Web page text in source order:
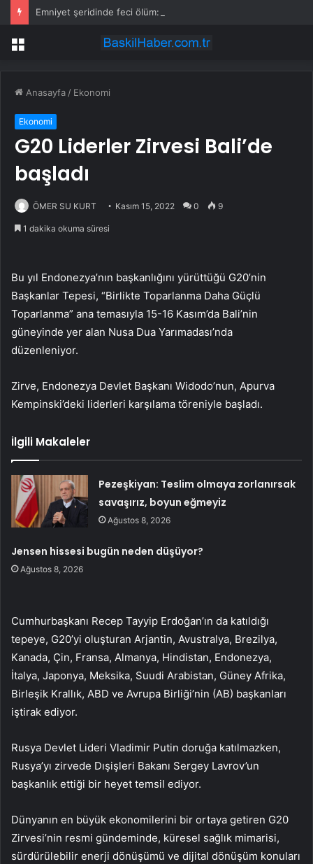
Menü
Anasayfa / Ekonomi
Ekonomi
G20 Liderler Zirvesi Bali’de
başladı
ÖMER SU KURT Kasım 15, 2022 0 9
1 dakika okuma süresi
Bu yıl Endonezya’nın başkanlığını yürüttüğü G20’nin
Başkanlar Tepesi, “Birlikte Toparlanma Daha Güçlü
Toparlanma” ana temasıyla 15-16 Kasım’da Bali’nin
güneyinde yer alan Nusa Dua Yarımadası’nda
düzenleniyor.
Zirve, Endonezya Devlet Başkanı Widodo’nun, Apurva
Kempinski’deki liderleri karşılama töreniyle başladı.
İlgili Makaleler
Pezeşkiyan: Teslim olmaya zorlanırsak
savaşırız, boyun eğmeyiz
Ağustos 8, 2026
Jensen hissesi bugün neden düşüyor?
Ağustos 8, 2026
Cumhurbaşkanı Recep Tayyip Erdoğan’ın da katıldığı
tepeye, G20’yi oluşturan Arjantin, Avustralya, Brezilya,
Kanada, Çin, Fransa, Almanya, Hindistan, Endonezya,
İtalya, Japonya, Meksika, Suudi Arabistan, Güney Afrika,
Birleşik Krallık, ABD ve Avrupa Birliği’nin (AB) başkanları
iştirak ediyor.
Rusya Devlet Lideri Vladimir Putin doruğa katılmazken,
Rusya’yı zirvede Dışişleri Bakanı Sergey Lavrov’un
başkanlık ettiği bir heyet temsil ediyor.
Dünyanın en büyük ekonomilerini bir ortaya getiren G20
Zirvesi’nin resmi gündeminde, küresel sağlık mimarisi,
sürdürülebilir enerji dönüşümü ve dijital dönüşüm konuları